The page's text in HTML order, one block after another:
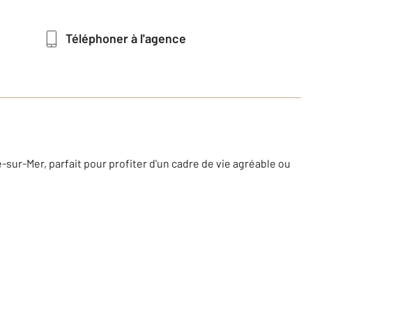
Téléphoner à l'agence
Mer, parfait pour profiter d'un cadre de vie agréable ou